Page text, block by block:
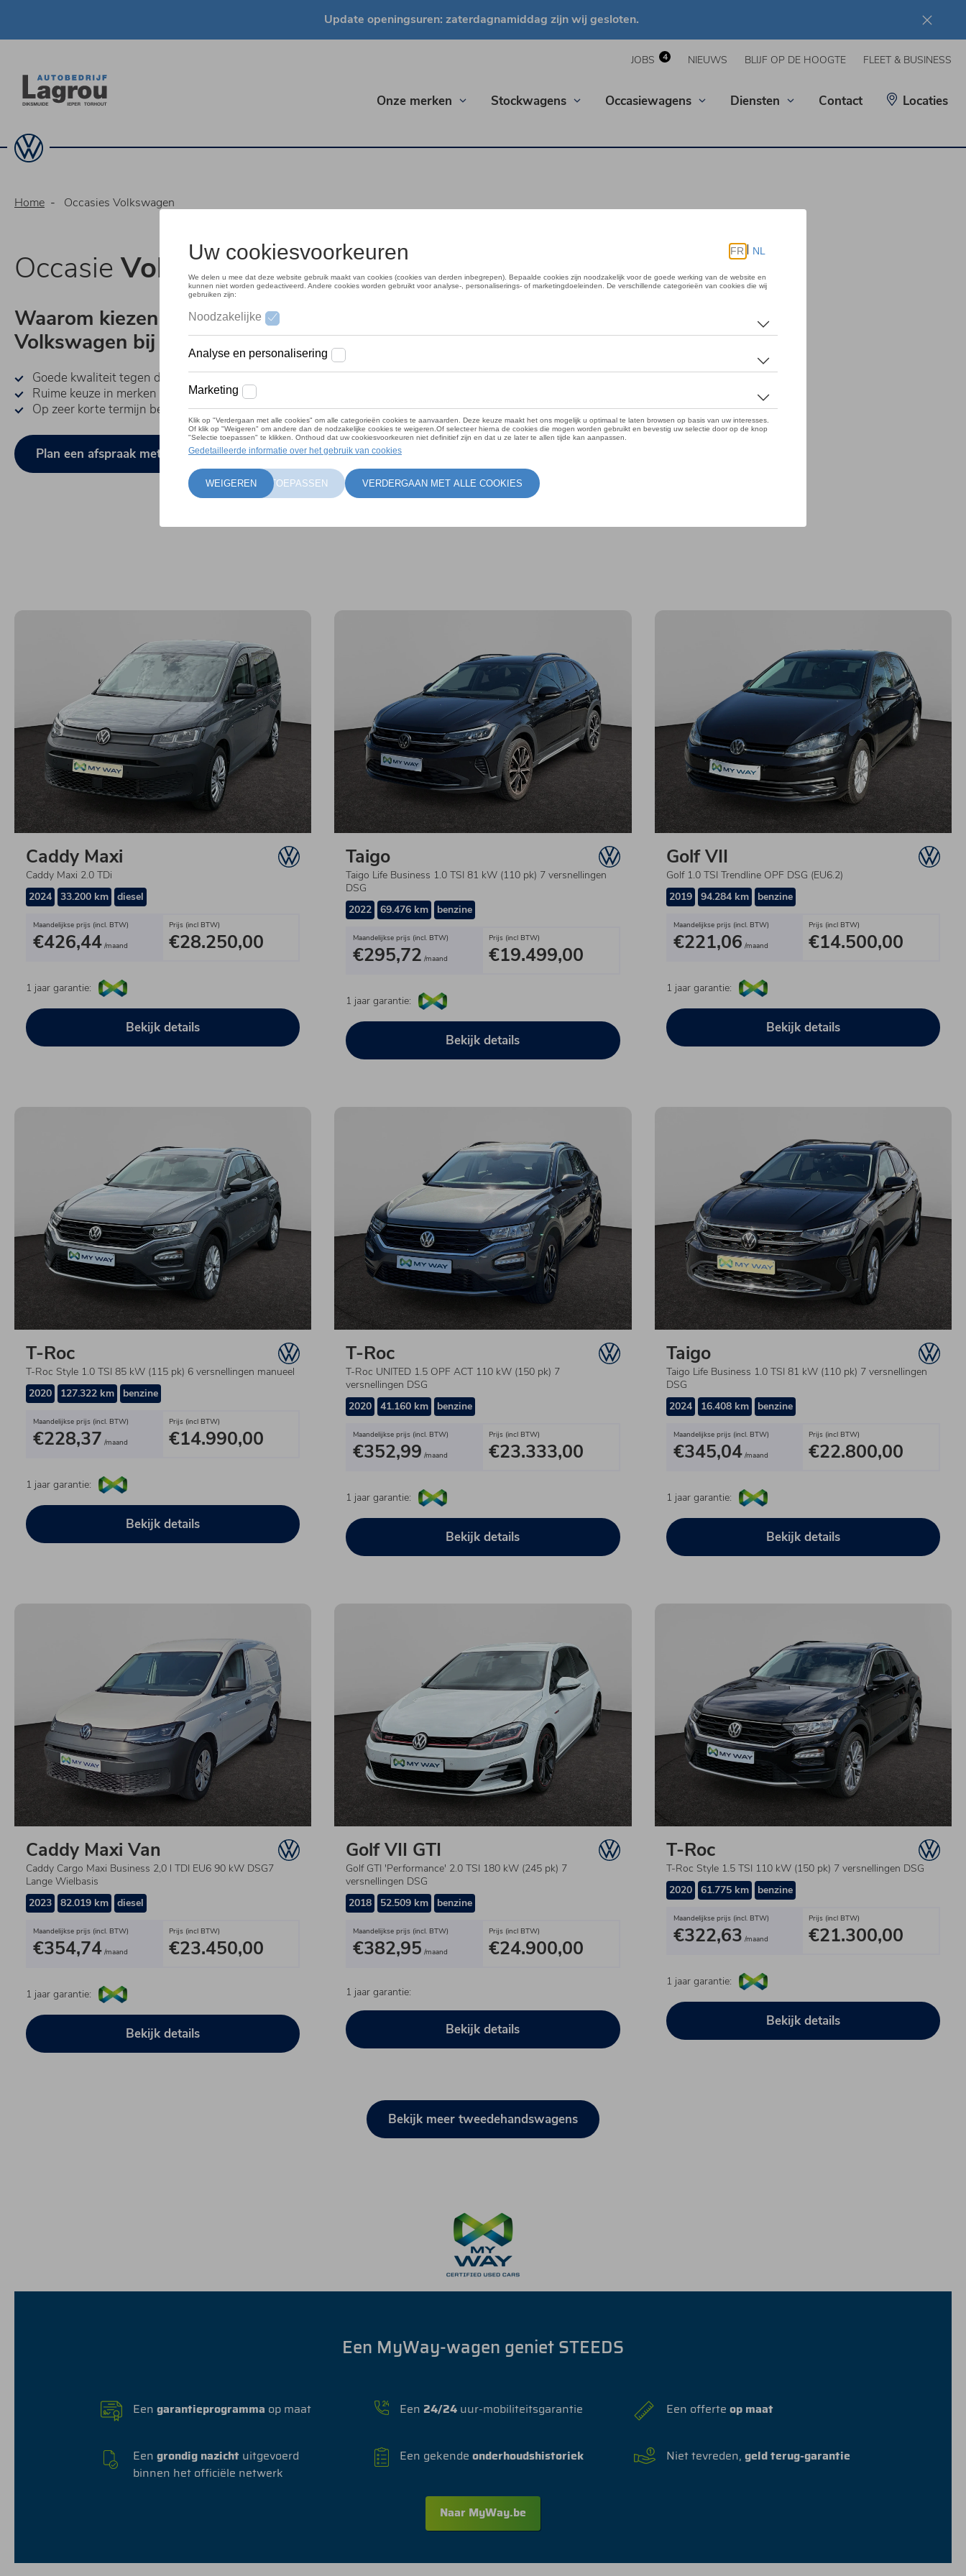
naar
inhoud
Update openingsuren: zaterdagnamiddag zijn wij gesloten.
JOBS 4 NIEUWS BLIJF OP DE HOOGTE FLEET & BUSINESS
Onze merken Stockwagens Occasiewagens Diensten Contact Locaties
Home Occasies Volkswagen
Occasie Volkswagen
Waarom kiezen voor een tweedehands
Volkswagen bij Lagrou?
Goede kwaliteit tegen de beste prijs
Ruime keuze in merken en modellen
Op zeer korte termijn beschikbaar
Plan een afspraak met een verkoper
Caddy Maxi
Caddy Maxi 2.0 TDi
2024
33.200 km diesel
Maandelijkse prijs (incl. BTW)
€426,44 /maand
Prijs (incl BTW)
€28.250,00
1 jaar garantie:
Bekijk details
Taigo
Taigo Life Business 1.0 TSI 81 kW (110 pk) 7 versnellingen
DSG
2022
69.476 km benzine
Maandelijkse prijs (incl. BTW)
€295,72 /maand
Prijs (incl BTW)
€19.499,00
1 jaar garantie:
Bekijk details
Golf VII
Golf 1.0 TSI Trendline OPF DSG (EU6.2)
2019
94.284 km benzine
Maandelijkse prijs (incl. BTW)
€221,06 /maand
Prijs (incl BTW)
€14.500,00
1 jaar garantie:
Bekijk details
T-Roc
T-Roc Style 1.0 TSI 85 kW (115 pk) 6 versnellingen manueel
2020
127.322 km benzine
Maandelijkse prijs (incl. BTW)
€228,37 /maand
Prijs (incl BTW)
€14.990,00
1 jaar garantie:
Bekijk details
T-Roc
T-Roc UNITED 1.5 OPF ACT 110 kW (150 pk) 7
versnellingen DSG
2020
41.160 km benzine
Maandelijkse prijs (incl. BTW)
€352,99 /maand
Prijs (incl BTW)
€23.333,00
1 jaar garantie:
Bekijk details
Taigo
Taigo Life Business 1.0 TSI 81 kW (110 pk) 7 versnellingen
DSG
2024
16.408 km benzine
Maandelijkse prijs (incl. BTW)
€345,04/maand
Prijs (incl BTW)
€22.800,00
1 jaar garantie:
Bekijk details
Caddy Maxi Van
Caddy Cargo Maxi Business 2,0 l TDI EU6 90 kW DSG7
Lange Wielbasis
2023
82.019 km diesel
Maandelijkse prijs (incl. BTW)
€354,74 /maand
Prijs (incl BTW)
€23.450,00
1 jaar garantie:
Bekijk details
Golf VII GTI
Golf GTI 'Performance' 2.0 TSI 180 kW (245 pk) 7
versnellingen DSG
2018
52.509 km benzine
Maandelijkse prijs (incl. BTW)
€382,95 /maand
Prijs (incl BTW)
€24.900,00
1 jaar garantie:
Bekijk details
T-Roc
T-Roc Style 1.5 TSI 110 kW (150 pk) 7 versnellingen DSG
2020
61.775 km benzine
Maandelijkse prijs (incl. BTW)
€322,63 /maand
Prijs (incl BTW)
€21.300,00
1 jaar garantie:
Bekijk details
Bekijk meer tweedehandswagens
Een MyWay-wagen geniet STEEDS
Een garantieprogramma op maat Een24/24 uur-mobiliteitsgarantie Een offerteop maat
Een grondig nazicht uitgevoerd
binnen het officiële netwerk
Een gekendeonderhoudshistoriek Niet tevreden,geld terug-garantie
Naar MyWay.be